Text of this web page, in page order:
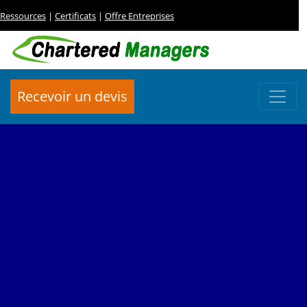
Ressources | Certificats | Offre Entreprises
Recevoir un devis